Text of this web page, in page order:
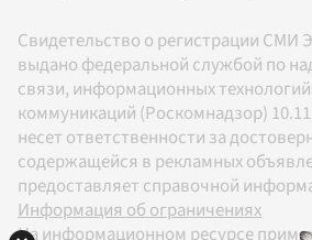
Свидетельство о регистрации СМИ
выдано федеральной службой по
связи, информационных
коммуникаций (Роскомнадзор)
несет ответственности за
содержащейся в рекламных
предоставляет справочной
Информация об ограничениях
На информационном ресурсе